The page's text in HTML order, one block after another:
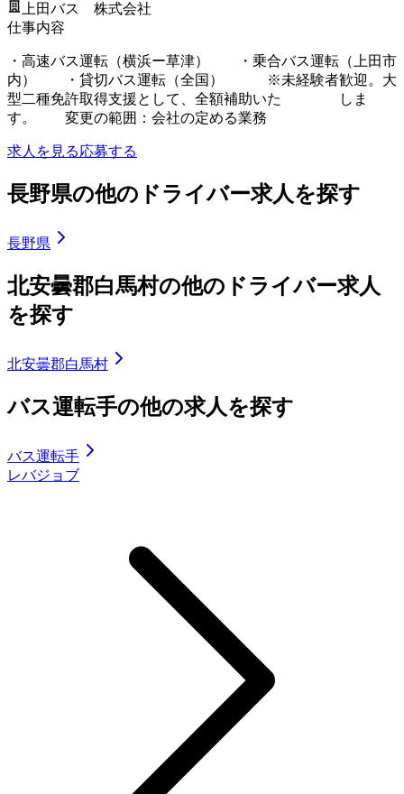
上田バス 株式会社
仕事内容
・高速バス運転（横浜ー草津） ・乗合バス運転（上田市
内） ・貸切バス運転（全国） ※未経験者歓迎。大
型二種免許取得支援として、全額補助いた しま
す。 変更の範囲：会社の定める業務
求人を見る応募する
長野県の他のドライバー求人を探す
長野県
北安曇郡白馬村の他のドライバー求人
を探す
北安曇郡白馬村
バス運転手の他の求人を探す
バス運転手
レバジョブ